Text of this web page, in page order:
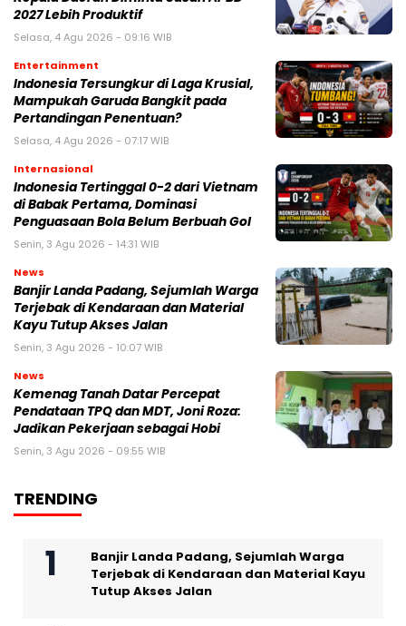
2027 Lebih Produktif
Selasa, 4 Agu 2026 - 09:16 WIB
Entertainment
Indonesia Tersungkur di Laga Krusial,
Mampukah Garuda Bangkit pada
Pertandingan Penentuan?
Selasa, 4 Agu 2026 - 07:17 WIB
Internasional
Indonesia Tertinggal 0-2 dari Vietnam
di Babak Pertama, Dominasi
Penguasaan Bola Belum Berbuah Gol
Senin, 3 Agu 2026 - 14:31 WIB
News
Banjir Landa Padang, Sejumlah Warga
Terjebak di Kendaraan dan Material
Kayu Tutup Akses Jalan
Senin, 3 Agu 2026 - 10:07 WIB
News
Kemenag Tanah Datar Percepat
Pendataan TPQ dan MDT, Joni Roza:
Jadikan Pekerjaan sebagai Hobi
Senin, 3 Agu 2026 - 09:55 WIB
TRENDING
Banjir Landa Padang, Sejumlah Warga
Terjebak di Kendaraan dan Material Kayu
Tutup Akses Jalan